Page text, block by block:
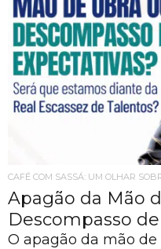
CAFÉ COM SASSÁ: UM OLHAR
Apagão da Mão
Descompasso
O apagão da mão